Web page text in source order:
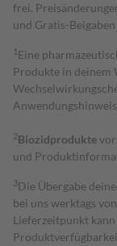
frei.
und Gratis-
1 Eine
Produkte in deinem
2Biozidprodukte
und
3Die Übergabe
bei uns werktags
Lieferzeitpunkt